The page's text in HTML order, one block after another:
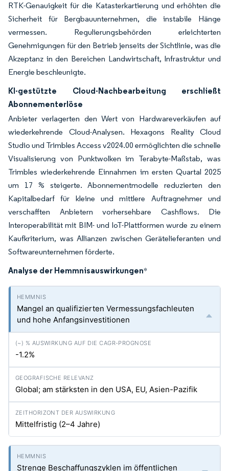
RTK-Genauigkeit für die Katasterkartierung und erhöhten die
Sicherheit für Bergbauunternehmen, die instabile Hänge
vermessen. Regulierungsbehörden erleichterten
Genehmigungen für den Betrieb jenseits der Sichtlinie, was die
Akzeptanz in den Bereichen Landwirtschaft, Infrastruktur und
Energie beschleunigte.
KI-gestützte Cloud-Nachbearbeitung erschließt
Abonnementerlöse
Anbieter verlagerten den Wert von Hardwareverkäufen auf
wiederkehrende Cloud-Analysen. Hexagons Reality Cloud
Studio und Trimbles Access v2024.00 ermöglichten die schnelle
Visualisierung von Punktwolken im Terabyte-Maßstab, was
Trimbles wiederkehrende Einnahmen im ersten Quartal 2025
um 17 % steigerte. Abonnementmodelle reduzierten den
Kapitalbedarf für kleine und mittlere Auftragnehmer und
verschafften Anbietern vorhersehbare Cashflows. Die
Interoperabilität mit BIM- und IoT-Plattformen wurde zu einem
Kaufkriterium, was Allianzen zwischen Gerätelieferanten und
Softwareunternehmen förderte.
Analyse der Hemmnisauswirkungen*
Mangel an qualifizierten Vermessungsfachleuten
und hohe Anfangsinvestitionen
-1.2%
Global; am stärksten in den USA, EU, Asien-Pazifik
Mittelfristig (2–4 Jahre)
Strenge Beschaffungszyklen im öffentlichen